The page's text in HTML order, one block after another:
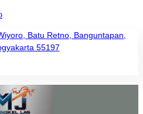
Batu Retno, Banguntapan,
55197